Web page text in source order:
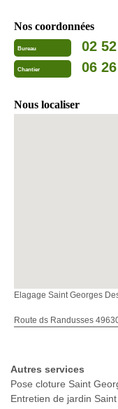
Nos coordonnées
Bureau 02
Chantier 06
Nous localiser
Elagage Saint Georges
Route ds Randusses
Autres services
Pose cloture Saint
Entretien de jardin